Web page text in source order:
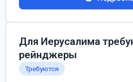
Для Иерусалима
рейнджеры
Требуются